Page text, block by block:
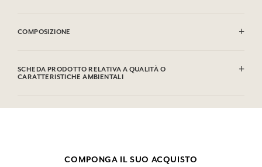
COMPOSIZIONE
Hydroxycitronellal, Citronellol, Limonene, Linalool, Geraniol, Citral
SCHEDA PRODOTTO RELATIVA A QUALITÀ O
CARATTERISTICHE AMBIENTALI
Si prega di consultare le qualità o le caratteristiche ambientali
COMPONGA IL SUO ACQUISTO